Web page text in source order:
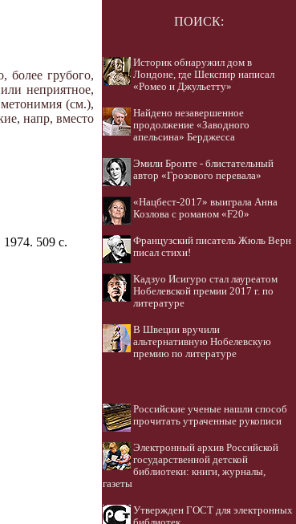
грубого,
неприятное,
(см.),
напр, вместо
509 с.
ПОИСК:
Историк обнаружил дом в
Лондоне, где Шекспир написал
«Ромео и Джульетту»
Найдено незавершенное
продолжение «Заводного
апельсина» Берджесса
Эмили Бронте - блистательный
автор «Грозового перевала»
«Нацбест-2017» выиграла Анна
Козлова с романом «F20»
Французский писатель Жюль Верн
писал стихи!
Кадзуо Исигуро стал лауреатом
Нобелевской премии 2017 г. по
литературе
В Швеции вручили
альтернативную Нобелевскую
премию по литературе
Российские ученые нашли способ
прочитать утраченные рукописи
Электронный архив Российской
государственной детской
библиотеки: книги, журналы,
газеты
Утвержден ГОСТ для электронных